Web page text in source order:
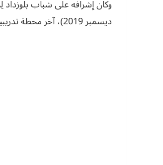
ديسمبر 2019)، آخر محطة تدريبية له بِفترة عمل طويلة.